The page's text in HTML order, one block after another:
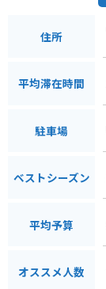
住所
平均滞在時間
駐車場
ベストシーズン
平均予算
オススメ人数